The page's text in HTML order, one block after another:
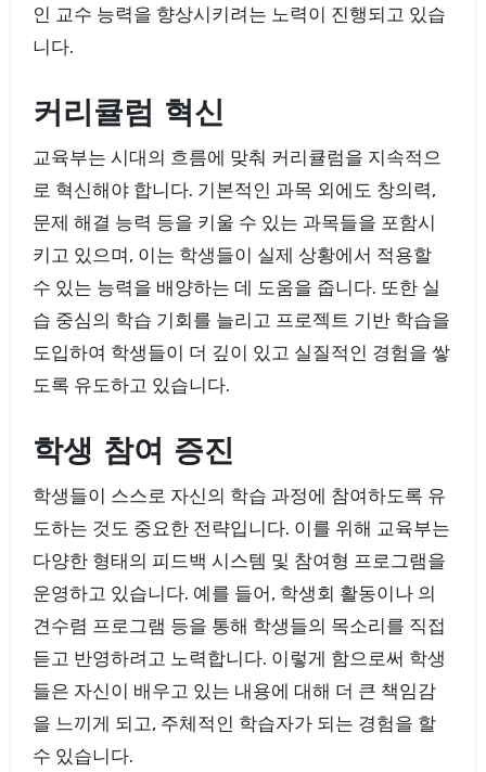
인 교수 능력을 향상시키려는 노력이 진행되고 있습
니다.
커리큘럼 혁신
교육부는 시대의 흐름에 맞춰 커리큘럼을 지속적으
로 혁신해야 합니다. 기본적인 과목 외에도 창의력,
문제 해결 능력 등을 키울 수 있는 과목들을 포함시
키고 있으며, 이는 학생들이 실제 상황에서 적용할
수 있는 능력을 배양하는 데 도움을 줍니다. 또한 실
습 중심의 학습 기회를 늘리고 프로젝트 기반 학습을
도입하여 학생들이 더 깊이 있고 실질적인 경험을 쌓
도록 유도하고 있습니다.
학생 참여 증진
학생들이 스스로 자신의 학습 과정에 참여하도록 유
도하는 것도 중요한 전략입니다. 이를 위해 교육부는
다양한 형태의 피드백 시스템 및 참여형 프로그램을
운영하고 있습니다. 예를 들어, 학생회 활동이나 의
견수렴 프로그램 등을 통해 학생들의 목소리를 직접
듣고 반영하려고 노력합니다. 이렇게 함으로써 학생
들은 자신이 배우고 있는 내용에 대해 더 큰 책임감
을 느끼게 되고, 주체적인 학습자가 되는 경험을 할
수 있습니다.